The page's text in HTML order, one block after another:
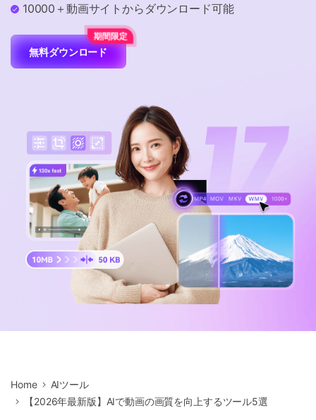
【簡単】複数の動画ファイルを
様々なデバイス用に高速変換
AI 機能
オンライン動画変換ツール
動画・音声・画像の無料変換
Hot
操作ガイド
動画関連のコツ
特集ページ
サポート
バージョン履歴
search
10000＋動画サイトからダウンロード可能
無料ダウンロード
Home
AIツール
【2026年最新版】AIで動画の画質を向上するツール5選